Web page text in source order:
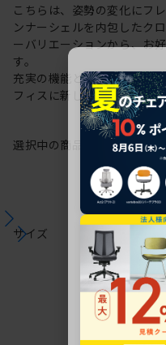
こちらは、姿勢の変化にフ
ンナーシェルを内包したク
ーバリエーションから、お
す。
充実の機能と一体となった
フィスに新しい風を運びま
選択中の商品情報 保証注意
サイズ